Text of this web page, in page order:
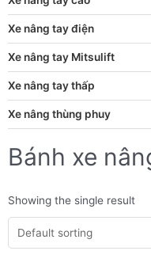
Xe nâng tay điện
Xe nâng tay Mitsulift
Xe nâng tay thấp
Xe nâng thùng phuy
Bánh xe
Showing the single result